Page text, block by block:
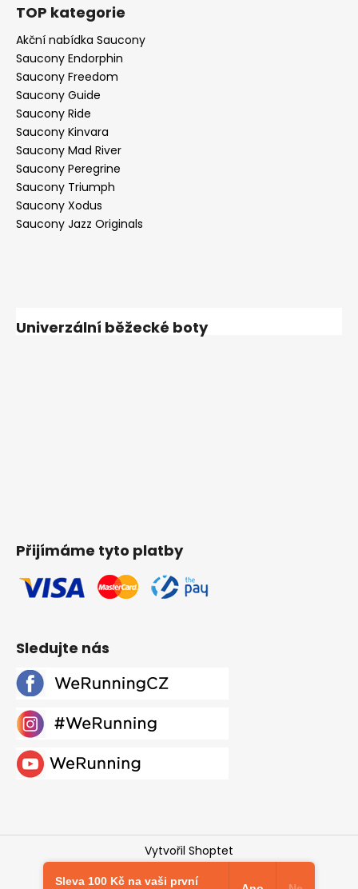
TOP kategorie
Akční nabídka Saucony
Saucony Endorphin
Saucony Freedom
Saucony Guide
Saucony Ride
Saucony Kinvara
Saucony Mad River
Saucony Peregrine
Saucony Triumph
Saucony Xodus
Saucony Jazz Originals
Univerzální běžecké boty
Přijímáme tyto platby
Sledujte nás
Vytvořil Shoptet
Copyright 2026
Werunning.cz
Sleva 100 Kč na vaši první